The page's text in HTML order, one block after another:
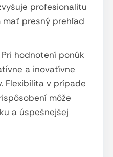
profesionalitu
mať presný prehľad
hodnotení ponúk
a inovatívne
Flexibilita v prípade
môže
a úspešnejšej